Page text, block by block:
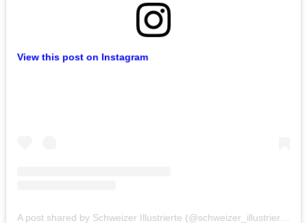
View this post on Instagram